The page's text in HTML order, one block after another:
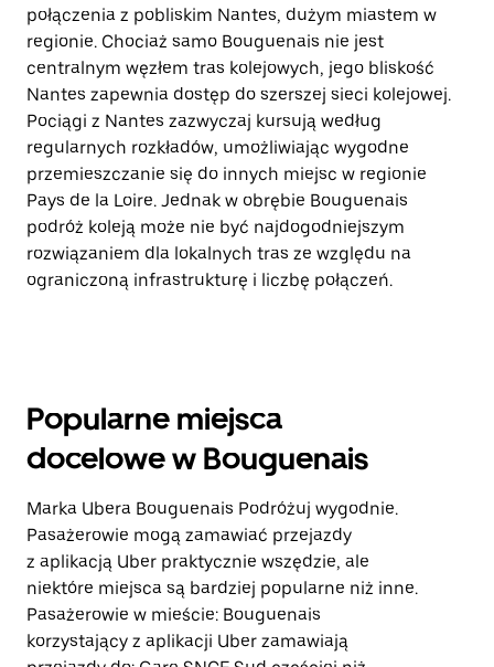
połączenia z pobliskim Nantes, dużym miastem w
regionie. Chociaż samo Bouguenais nie jest
centralnym węzłem tras kolejowych, jego bliskość
Nantes zapewnia dostęp do szerszej sieci kolejowej.
Pociągi z Nantes zazwyczaj kursują według
regularnych rozkładów, umożliwiając wygodne
przemieszczanie się do innych miejsc w regionie
Pays de la Loire. Jednak w obrębie Bouguenais
podróż koleją może nie być najdogodniejszym
rozwiązaniem dla lokalnych tras ze względu na
ograniczoną infrastrukturę i liczbę połączeń.
Popularne miejsca
docelowe w Bouguenais
Marka Ubera Bouguenais Podróżuj wygodnie.
Pasażerowie mogą zamawiać przejazdy
z aplikacją Uber praktycznie wszędzie, ale
niektóre miejsca są bardziej popularne niż inne.
Pasażerowie w mieście: Bouguenais
korzystający z aplikacji Uber zamawiają